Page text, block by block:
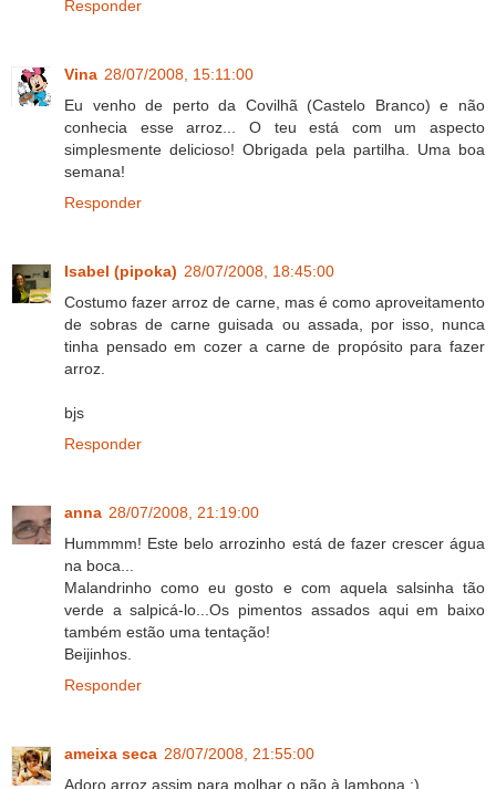
Responder
Vina 28/07/2008, 15:11:00
Eu venho de perto da Covilhã (Castelo Branco) e não
conhecia esse arroz... O teu está com um aspecto
simplesmente delicioso! Obrigada pela partilha. Uma boa
semana!
Responder
Isabel (pipoka) 28/07/2008, 18:45:00
Costumo fazer arroz de carne, mas é como aproveitamento
de sobras de carne guisada ou assada, por isso, nunca
tinha pensado em cozer a carne de propósito para fazer
arroz.
bjs
Responder
anna 28/07/2008, 21:19:00
Hummmm! Este belo arrozinho está de fazer crescer água
na boca...
Malandrinho como eu gosto e com aquela salsinha tão
verde a salpicá-lo...Os pimentos assados aqui em baixo
também estão uma tentação!
Beijinhos.
Responder
ameixa seca 28/07/2008, 21:55:00
Adoro arroz assim para molhar o pão à lambona :)